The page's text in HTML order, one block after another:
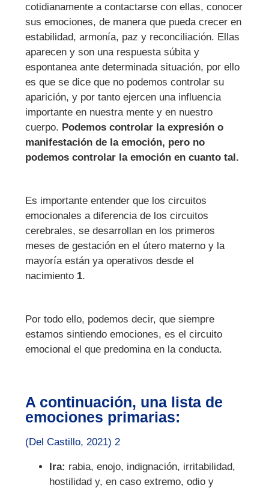
cotidianamente a contactarse con ellas, conocer
sus emociones, de manera que pueda crecer en
estabilidad, armonía, paz y reconciliación. Ellas
aparecen y son una respuesta súbita y
espontanea ante determinada situación, por ello
es que se dice que no podemos controlar su
aparición, y por tanto ejercen una influencia
importante en nuestra mente y en nuestro
cuerpo. Podemos controlar la expresión o
manifestación de la emoción, pero no
podemos controlar la emoción en cuanto tal.
Es importante entender que los circuitos
emocionales a diferencia de los circuitos
cerebrales, se desarrollan en los primeros
meses de gestación en el útero materno y la
mayoría están ya operativos desde el
nacimiento 1.
Por todo ello, podemos decir, que siempre
estamos sintiendo emociones, es el circuito
emocional el que predomina en la conducta.
A continuación, una lista de
emociones primarias:
(Del Castillo, 2021) 2
Ira: rabia, enojo, indignación, irritabilidad,
hostilidad y, en caso extremo, odio y